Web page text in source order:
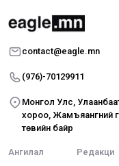
contact@eagle.mn
(976)-70129911
Монгол Улс,
хороо, Жамъяангүний
төвийн байр
Ангилал
Редакци